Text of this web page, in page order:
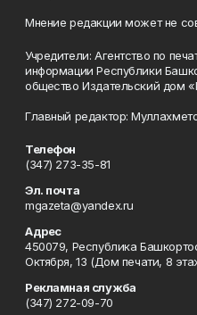
Мнение редакции может не
Учредители: Агентство по
информации Республики
общество Издательский дом
Главный редактор:
Телефон
(347) 273-35-81
Эл. почта
mgazeta@yandex.ru
Адрес
450079, Республика
Октября, 13 (Дом печати, 8
Рекламная служба
(347) 272-09-70